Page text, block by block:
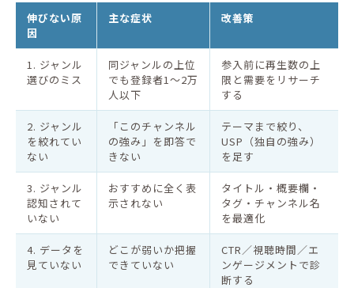
伸びない原
因
主な症状 改善策
1. ジャンル
選びのミス
同ジャンルの上位
でも登録者1〜2万
人以下
参入前に再生数の上
限と需要をリサーチ
する
2. ジャンル
を絞れてい
ない
「このチャンネル
の強み」を即答で
きない
テーマまで絞り、
USP（独自の強み）
を足す
3. ジャンル
認知されて
いない
おすすめに全く表
示されない
タイトル・概要欄・
タグ・チャンネル名
を最適化
4. データを
見ていない
どこが弱いか把握
できていない
CTR／視聴時間／エ
ンゲージメントで診
断する